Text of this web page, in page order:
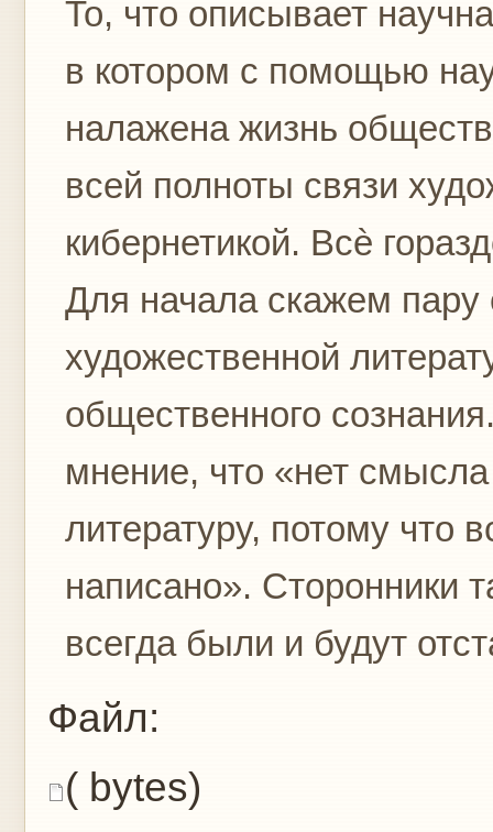
То, что описывает
в котором с помощью
налажена жизнь
всей полноты связи
кибернетикой. Всѐ
Для начала скажем
художественной
общественного
мнение, что «нет
литературу, потому что
написано». Сторонники
всегда были и будут
Файл:
( bytes)